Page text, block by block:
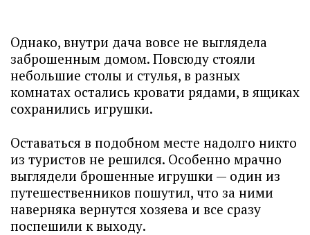
Однако, внутри дача вовсе не выглядела
заброшенным домом. Повсюду стояли
небольшие столы и стулья, в разных
комнатах остались кровати рядами, в ящиках
сохранились игрушки.
Оставаться в подобном месте надолго никто
из туристов не решился. Особенно мрачно
выглядели брошенные игрушки — один из
путешественников пошутил, что за ними
наверняка вернутся хозяева и все сразу
поспешили к выходу.